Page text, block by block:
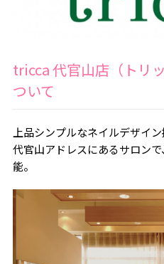
tricca 代官山店（トリ
ついて
上品シンプルなネイルデザイ
代官山アドレスにあるサロン
能。